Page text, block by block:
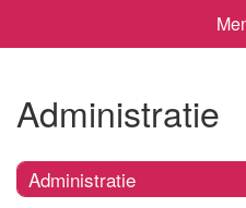
Administratie
Administratie